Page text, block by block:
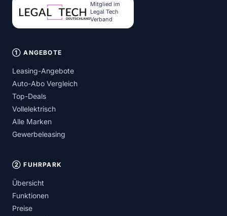
Mitglied im
Legal Tech
Verband
① ANGEBOTE
Leasing-Angebote
Auto-Abo Vergleich
Top-Deals
Vollelektrisch
Alle Marken
Gewerbeleasing
② FUHRPARK
Übersicht
Funktionen
Preise